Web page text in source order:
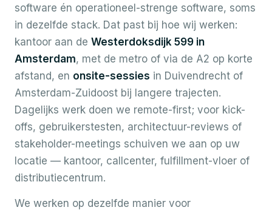
software én operationeel-strenge software, soms
in dezelfde stack. Dat past bij hoe wij werken:
kantoor aan de Westerdoksdijk 599 in
Amsterdam, met de metro of via de A2 op korte
afstand, en onsite-sessies in Duivendrecht of
Amsterdam-Zuidoost bij langere trajecten.
Dagelijks werk doen we remote-first; voor kick-
offs, gebruikerstesten, architectuur-reviews of
stakeholder-meetings schuiven we aan op uw
locatie — kantoor, callcenter, fulfillment-vloer of
distributiecentrum.
We werken op dezelfde manier voor